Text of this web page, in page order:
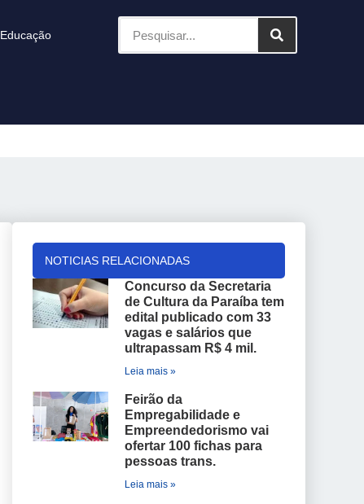
Educação
NOTICIAS RELACIONADAS
Concurso da Secretaria
de Cultura da Paraíba tem
edital publicado com 33
vagas e salários que
ultrapassam R$ 4 mil.
Leia mais »
Feirão da
Empregabilidade e
Empreendedorismo vai
ofertar 100 fichas para
pessoas trans.
Leia mais »